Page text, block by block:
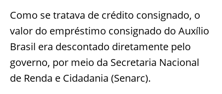
Como se tratava de crédito consignado, o
valor do empréstimo consignado do Auxílio
Brasil era descontado diretamente pelo
governo, por meio da Secretaria Nacional
de Renda e Cidadania (Senarc).